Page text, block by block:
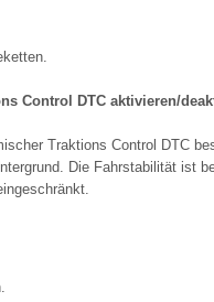
Control DTC aktivieren/
Traktions Control DTC
Die Fahrstabilität ist